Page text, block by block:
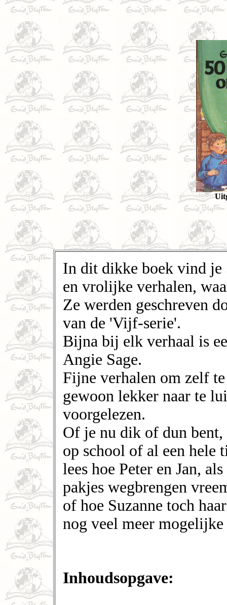
In dit dikke boek vind je
en vrolijke verhalen,
Ze werden geschreven
van de 'Vijf-serie'.
Bijna bij elk verhaal is
Angie Sage.
Fijne verhalen om zelf
gewoon lekker naar te
voorgelezen.
Of je nu dik of dun
op school of al een hele
lees hoe Peter en Jan,
pakjes wegbrengen
of hoe Suzanne toch
nog veel meer
Inhoudsopgave: